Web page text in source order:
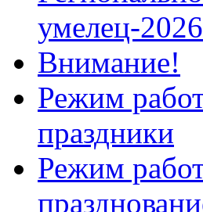
умелец-
Внимание!
Режим
праздники
Режим